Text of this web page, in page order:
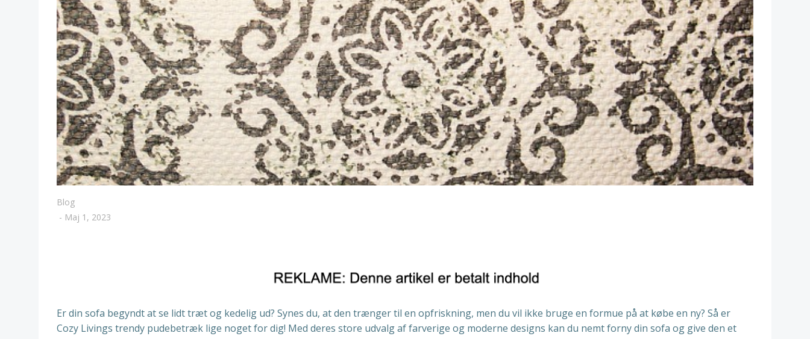
Blog
- Maj 1, 2023
Er din sofa begyndt at se lidt træt og kedelig ud? Synes du, at den trænger til en opfriskning, men du vil ikke bruge en formue på at købe en ny? Så er
Cozy Livings trendy pudebetræk lige noget for dig! Med deres store udvalg af farverige og moderne designs kan du nemt forny din sofa og give den et